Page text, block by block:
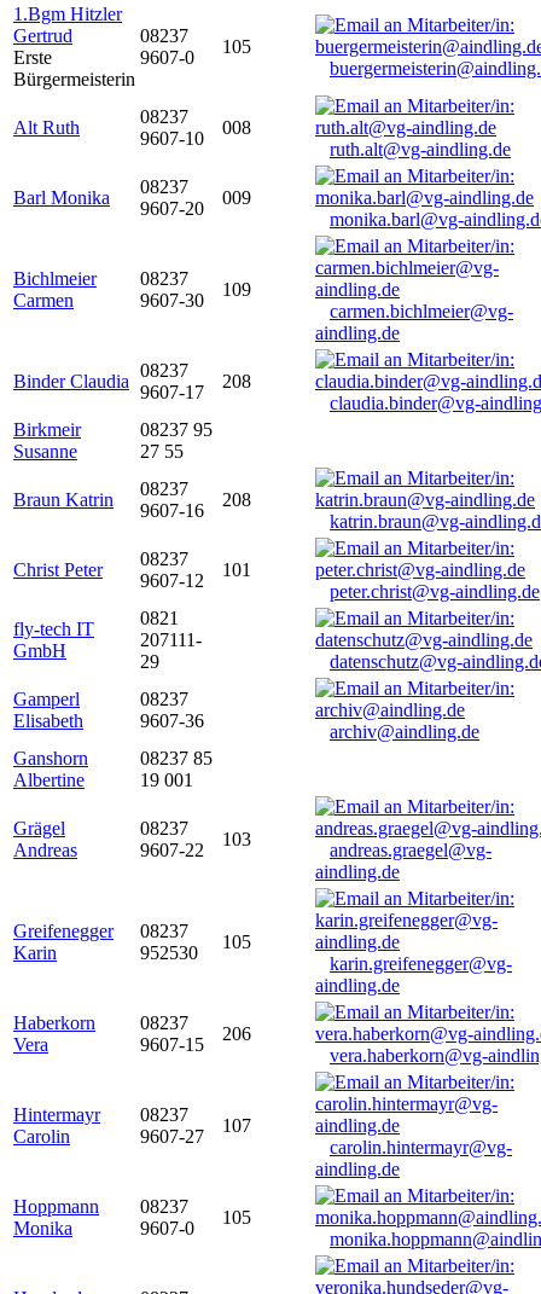
1.Bgm Hitzler
Gertrud
Erste
Bürgermeisterin
08237
9607-0
105
Alt Ruth
08237
9607-10
008
ruth.alt@vg-aindling.de
Barl Monika
08237
9607-20
009
monika.barl@vg-
Bichlmeier
Carmen
08237
9607-30
109
carmen.bichlmeier@vg-
aindling.de
Binder Claudia
08237
9607-17
208
claudia.binder@vg-
Birkmeir
Susanne
08237 95
27 55
Braun Katrin
08237
9607-16
208
katrin.braun@vg-
Christ Peter
08237
9607-12
101
peter.christ@vg-aindling.de
fly-tech IT
GmbH
0821
207111-
29
datenschutz@vg-
Gamperl
Elisabeth
08237
9607-36
archiv@aindling.de
Ganshorn
Albertine
08237 85
19 001
Grägel
Andreas
08237
9607-22
103
andreas.graegel@vg-
aindling.de
Greifenegger
Karin
08237
952530
105
karin.greifenegger@vg-
aindling.de
Haberkorn
Vera
08237
9607-15
206
vera.haberkorn@vg-
Hintermayr
Carolin
08237
9607-27
107
carolin.hintermayr@vg-
aindling.de
Hoppmann
Monika
08237
9607-0
105